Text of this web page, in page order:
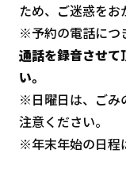
ため、ご迷惑をお
※予約の電話につ
通話を録音させて
い。
※日曜日は、ごみ
注意ください。
※年末年始の日程